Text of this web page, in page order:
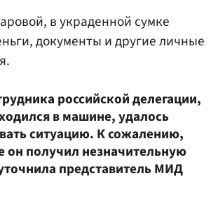
в украденной сумке
документы и другие личные
российской делегации,
в машине, удалось
ситуацию. К сожалению,
он получил незначительную
представитель МИД